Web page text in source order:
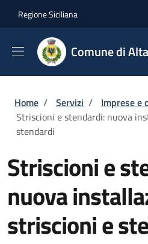
Regione Siciliana
Comune di
Briciole di pane
Home / Servizi / Imprese e
Striscioni e stendardi: nuova
stendardi
Striscioni e
nuova
striscioni e